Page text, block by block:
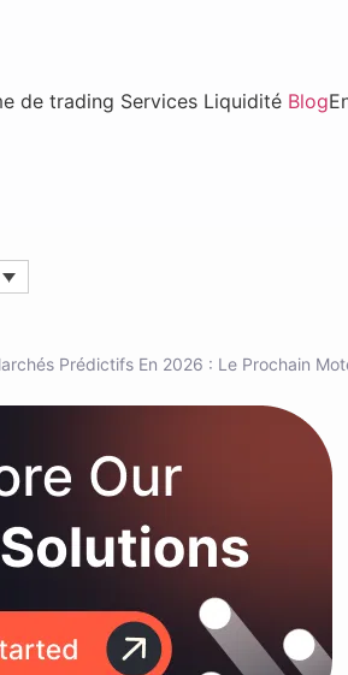
de trading Services Liquidité Blog
Prédictifs En 2026 : Le Prochain